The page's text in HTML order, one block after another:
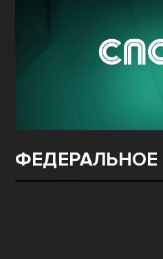
ФЕДЕРАЛЬНОЕ